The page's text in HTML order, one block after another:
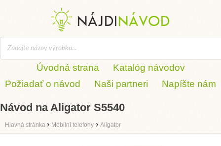
Úvodná strana
Katalóg návodov
Požiadať o návod
Naši partneri Napíšte nám
Návod na Aligator S5540
Hlavná stránka › Mobilní telefony › Aligator